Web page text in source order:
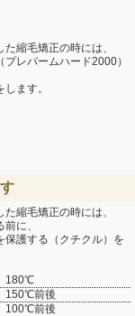
縮毛矯正の時には、
レパームハード2000）
ます。
縮毛矯正の時には、
に、
保護する（クチクル）を
前後
前後